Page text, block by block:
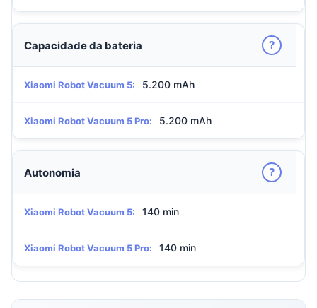
Capacidade da bateria ?
Xiaomi Robot Vacuum 5: 5.200 mAh
Xiaomi Robot Vacuum 5 Pro: 5.200 mAh
Autonomia ?
Xiaomi Robot Vacuum 5: 140 min
Xiaomi Robot Vacuum 5 Pro: 140 min